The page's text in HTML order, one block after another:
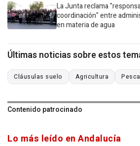
La Junta reclama
coordinación" entre
en materia de agua
Últimas noticias sobre estos
Cláusulas suelo Agricultura Pesca
Contenido patrocinado
Lo más leído en Andalucía